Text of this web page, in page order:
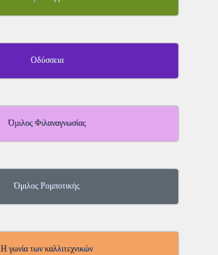
Οδύσσεια
Όμιλος Φιλαναγνωσίας
Όμιλος Ρομποτικής
Η γωνία των καλλιτεχνικών